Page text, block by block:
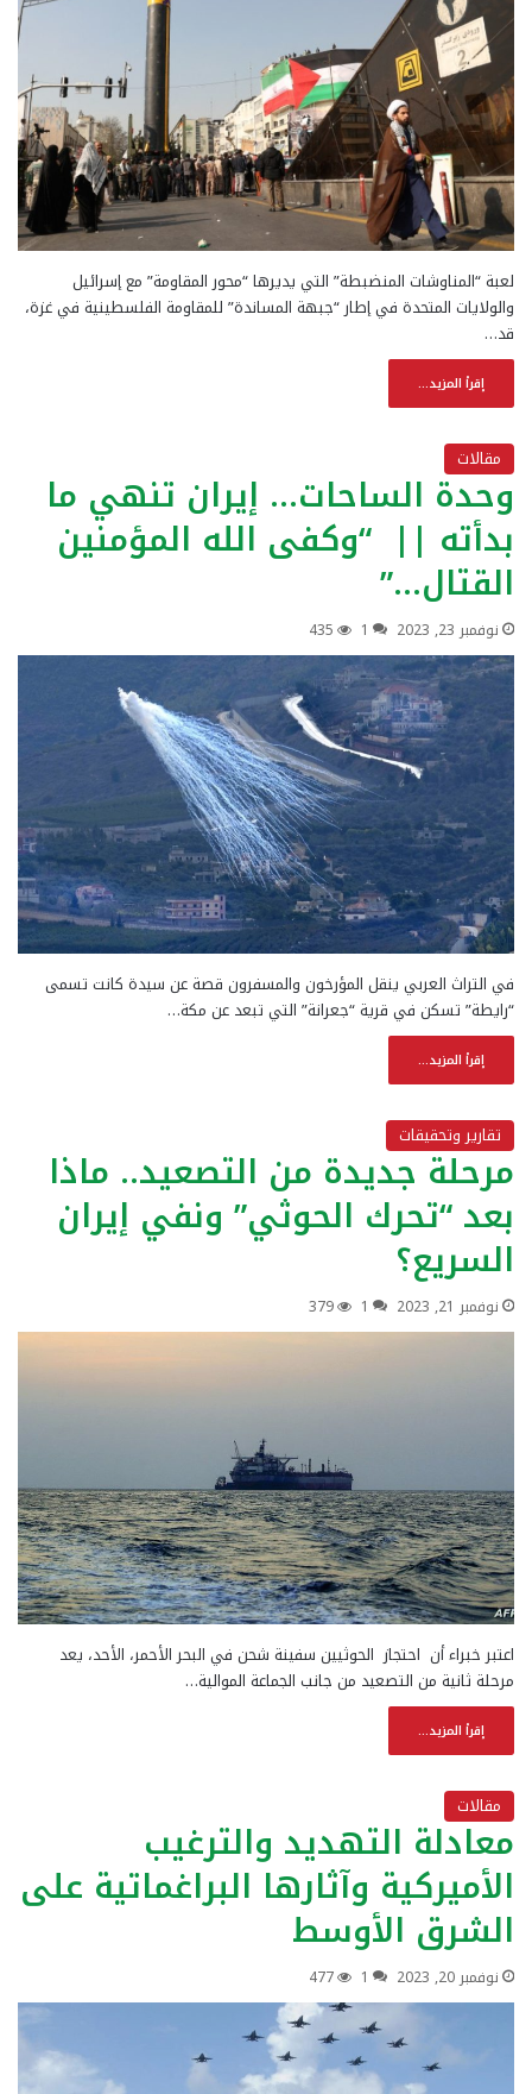
لعبة “المناوشات المنضبطة” التي يديرها “محور المقاومة” مع إسرائيل
والولايات المتحدة في إطار “جبهة المساندة” للمقاومة الفلسطينية في غزة،
قد…
إقرأ المزيد...
مقالات
وحدة الساحات… إيران تنهي ما
بدأته || “وكفى الله المؤمنين
القتال…”
نوفمبر 23, 2023 1
435
في التراث العربي ينقل المؤرخون والمسفرون قصة عن سيدة كانت تسمى
“رايطة” تسكن في قرية “جعرانة” التي تبعد عن مكة…
إقرأ المزيد...
تقارير وتحقيقات
مرحلة جديدة من التصعيد.. ماذا
بعد “تحرك الحوثي” ونفي إيران
السريع؟
نوفمبر 21, 2023 1
379
اعتبر خبراء أن احتجاز الحوثيين سفينة شحن في البحر الأحمر، الأحد، يعد
مرحلة ثانية من التصعيد من جانب الجماعة الموالية…
إقرأ المزيد...
مقالات
معادلة التهديد والترغيب
الأميركية وآثارها البراغماتية على
الشرق الأوسط
نوفمبر 20, 2023 1
477